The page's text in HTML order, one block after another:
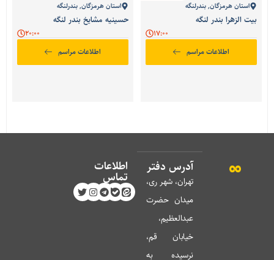
استان هرمزگان,بندرلنگه
بیت الزهرا بندر لنگه
اطلاعات مراسم
استان هرمزگان,بندرلنگه
حسینیه مشایخ بندر لنگه
اطلاعات مراسم
آدرس دفتر
تهران، شهر ری،
میدان حضرت
عبدالعظیم،
خیابان قم،
نرسیده به
اطلاعات
تماس